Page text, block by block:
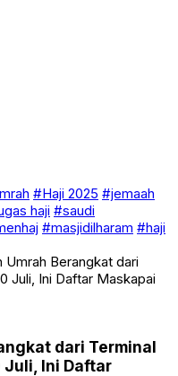
#Haji 2025 #jemaah
haji #saudi
#masjidilharam #haji
Umrah Berangkat dari
Juli, Ini Daftar Maskapai
dari Terminal
Juli, Ini Daftar